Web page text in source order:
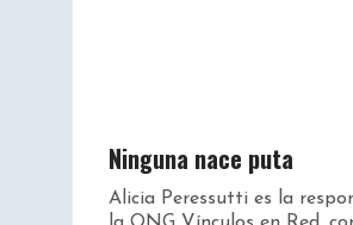
Ninguna nace puta
Alicia Peressutti es la